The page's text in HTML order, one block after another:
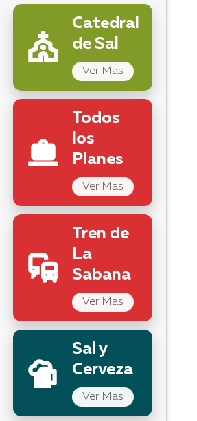
Catedral
de Sal
Ver Mas
Todos
los
Planes
Ver Mas
Tren de
La
Sabana
Ver Mas
Sal y
Cerveza
Ver Mas